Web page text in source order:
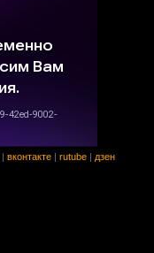
вконтакте rutube дзен